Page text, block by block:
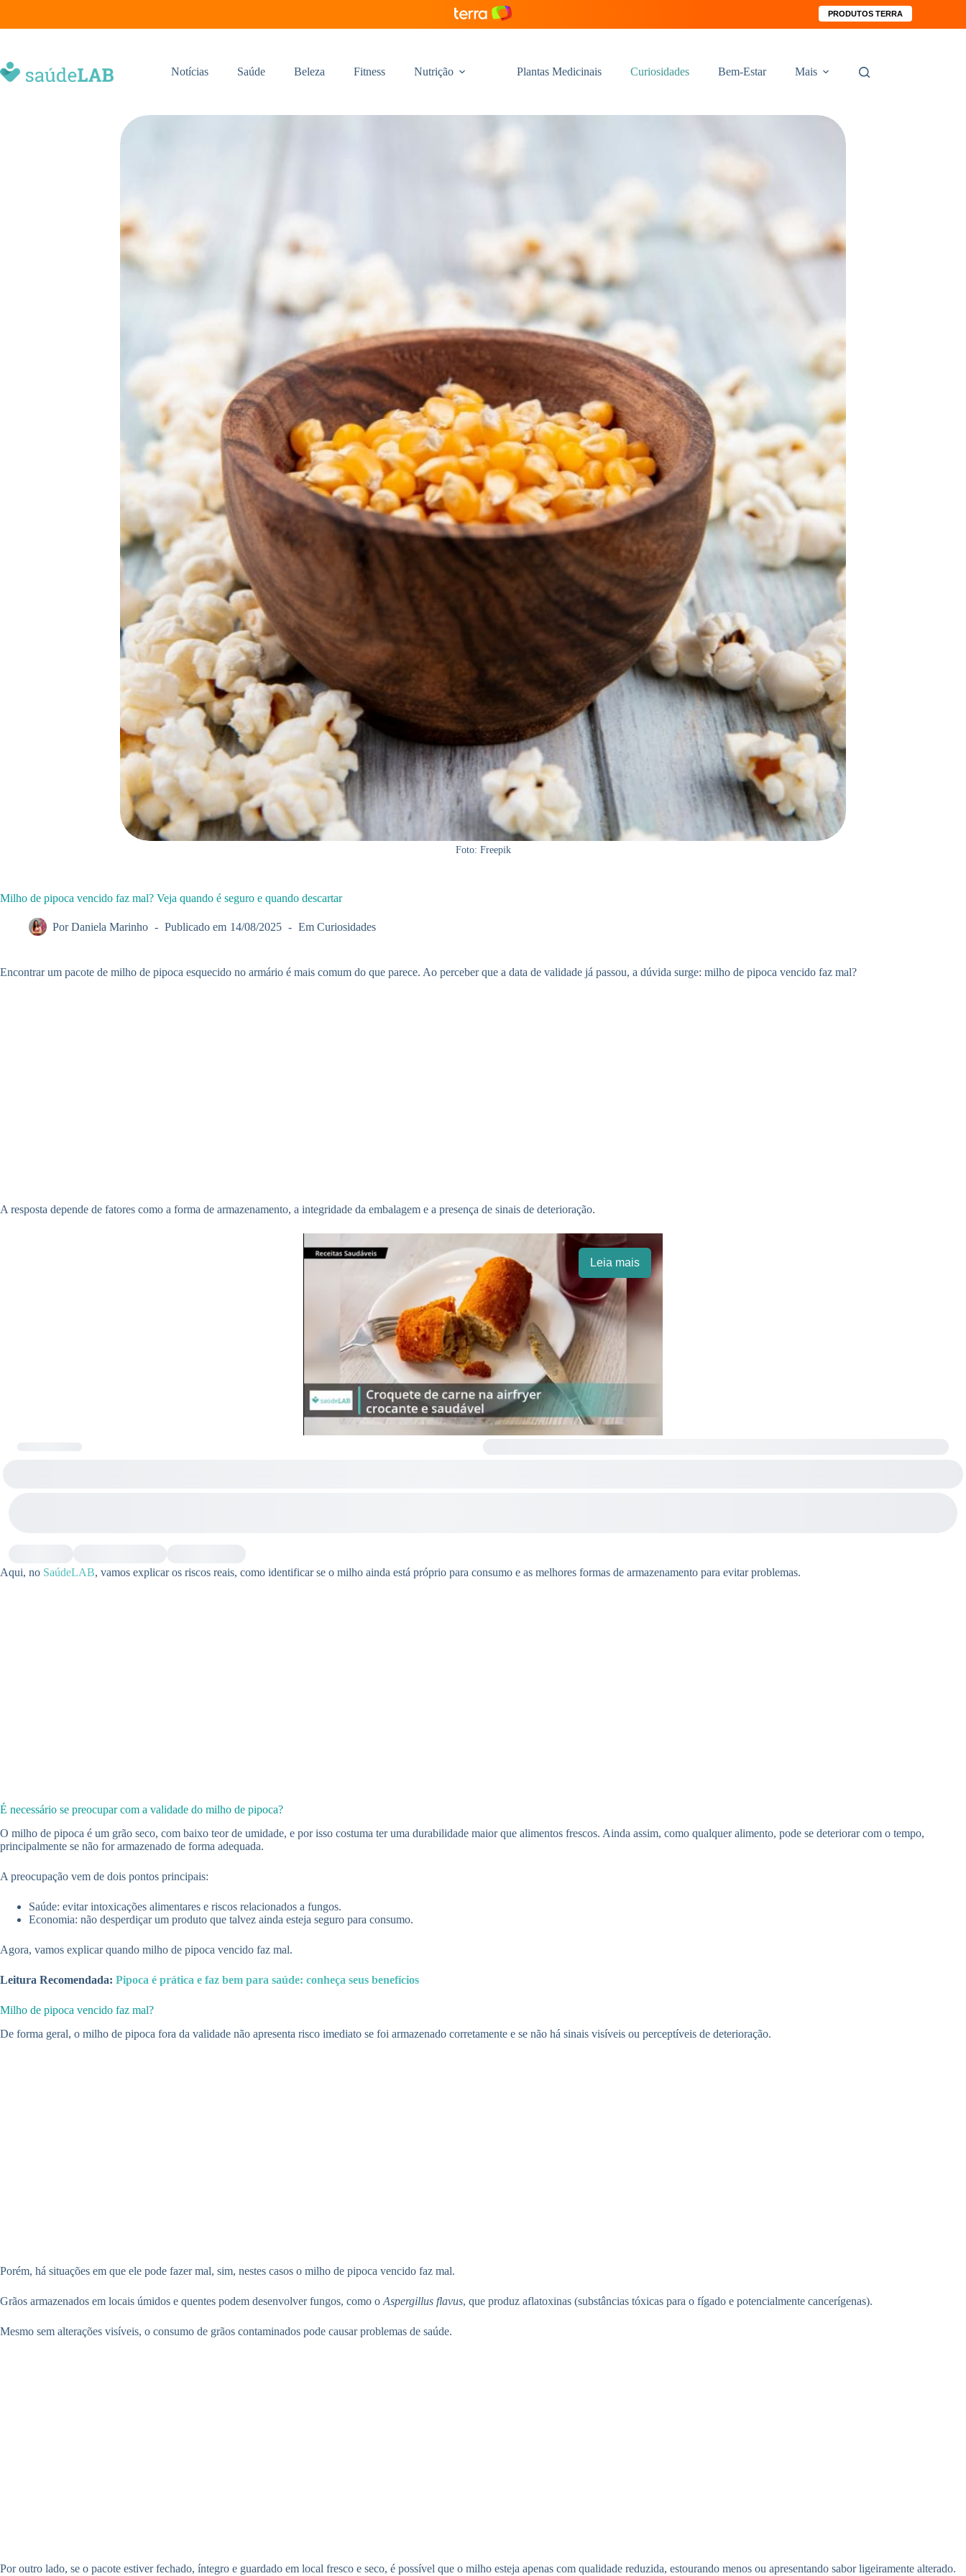
PRODUTOS TERRA
Notícias Saúde Beleza Fitness Nutrição Plantas Medicinais Curiosidades Bem-Estar Mais
Foto: Freepik
Milho de pipoca vencido faz mal? Veja quando é seguro e quando descartar
Por Daniela Marinho Publicado em 14/08/2025 Em Curiosidades
Encontrar um pacote de milho de pipoca esquecido no armário é mais comum do que parece. Ao perceber que a data de validade já passou, a dúvida surge: milho de pipoca vencido faz mal?
A resposta depende de fatores como a forma de armazenamento, a integridade da embalagem e a presença de sinais de deterioração.
Leia mais
Aqui, no SaúdeLAB, vamos explicar os riscos reais, como identificar se o milho ainda está próprio para consumo e as melhores formas de armazenamento para evitar problemas.
É necessário se preocupar com a validade do milho de pipoca?
O milho de pipoca é um grão seco, com baixo teor de umidade, e por isso costuma ter uma durabilidade maior que alimentos frescos. Ainda assim, como qualquer alimento, pode se deteriorar com o tempo,
principalmente se não for armazenado de forma adequada.
A preocupação vem de dois pontos principais:
Saúde: evitar intoxicações alimentares e riscos relacionados a fungos.
Economia: não desperdiçar um produto que talvez ainda esteja seguro para consumo.
Agora, vamos explicar quando milho de pipoca vencido faz mal.
Leitura Recomendada: Pipoca é prática e faz bem para saúde: conheça seus benefícios
Milho de pipoca vencido faz mal?
De forma geral, o milho de pipoca fora da validade não apresenta risco imediato se foi armazenado corretamente e se não há sinais visíveis ou perceptíveis de deterioração.
Porém, há situações em que ele pode fazer mal, sim, nestes casos o milho de pipoca vencido faz mal.
Grãos armazenados em locais úmidos e quentes podem desenvolver fungos, como o Aspergillus flavus, que produz aflatoxinas (substâncias tóxicas para o fígado e potencialmente cancerígenas).
Mesmo sem alterações visíveis, o consumo de grãos contaminados pode causar problemas de saúde.
Por outro lado, se o pacote estiver fechado, íntegro e guardado em local fresco e seco, é possível que o milho esteja apenas com qualidade reduzida, estourando menos ou apresentando sabor ligeiramente alterado.